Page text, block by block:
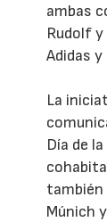
ambas
Rudolf y
Adidas y
La
Día de
también
Múnich